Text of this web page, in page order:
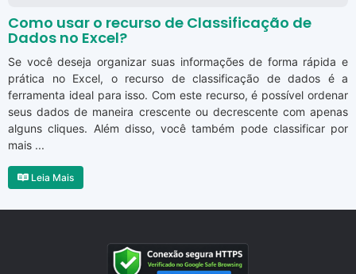
Como usar o recurso de Classificação de
Dados no Excel?
Se você deseja organizar suas informações de forma rápida e
prática no Excel, o recurso de classificação de dados é a
ferramenta ideal para isso. Com este recurso, é possível ordenar
seus dados de maneira crescente ou decrescente com apenas
alguns cliques. Além disso, você também pode classificar por
mais ...
Leia Mais